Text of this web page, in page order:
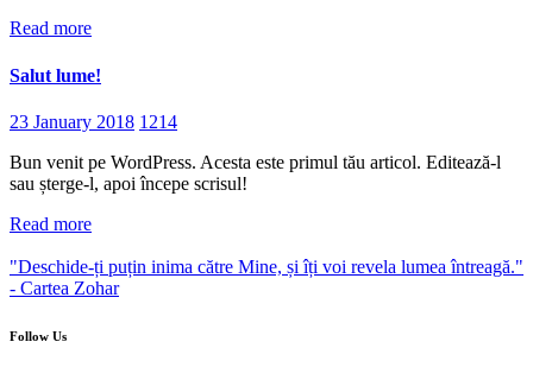
Read more
Salut lume!
23 January 2018 1214
Bun venit pe WordPress. Acesta este primul tău articol. Editează-l
sau șterge-l, apoi începe scrisul!
Read more
"Deschide-ți puțin inima către Mine, și îți voi revela lumea întreagă."
- Cartea Zohar
Follow Us